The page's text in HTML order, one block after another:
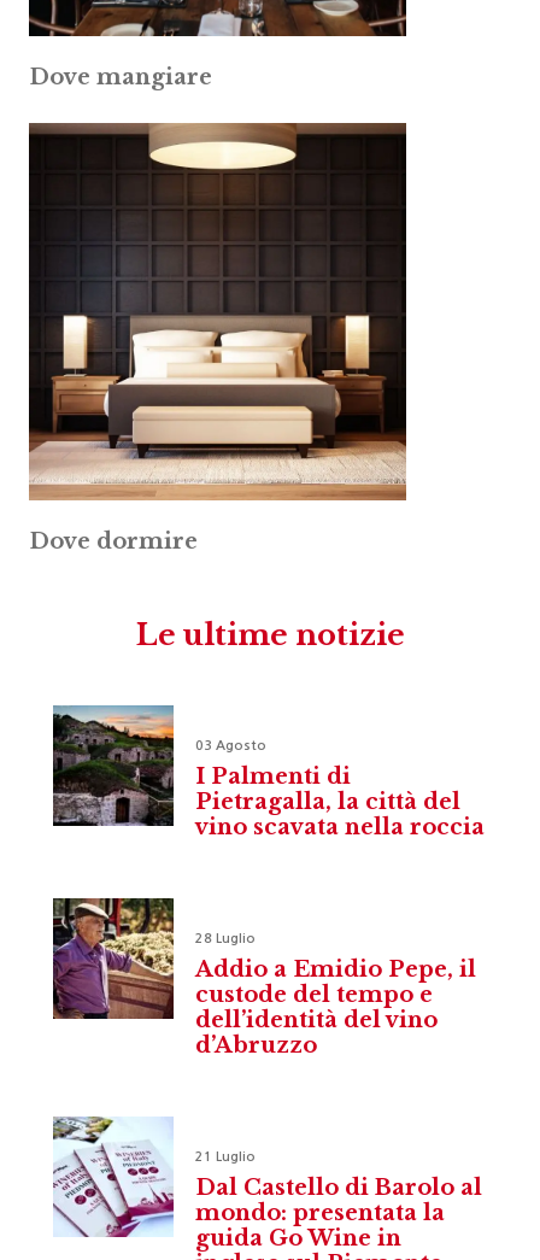
Dove mangiare
Dove dormire
Le ultime notizie
03 Agosto
I Palmenti di
Pietragalla, la città del
vino scavata nella roccia
28 Luglio
Addio a Emidio Pepe, il
custode del tempo e
dell’identità del vino
d’Abruzzo
21 Luglio
Dal Castello di Barolo al
mondo: presentata la
guida Go Wine in